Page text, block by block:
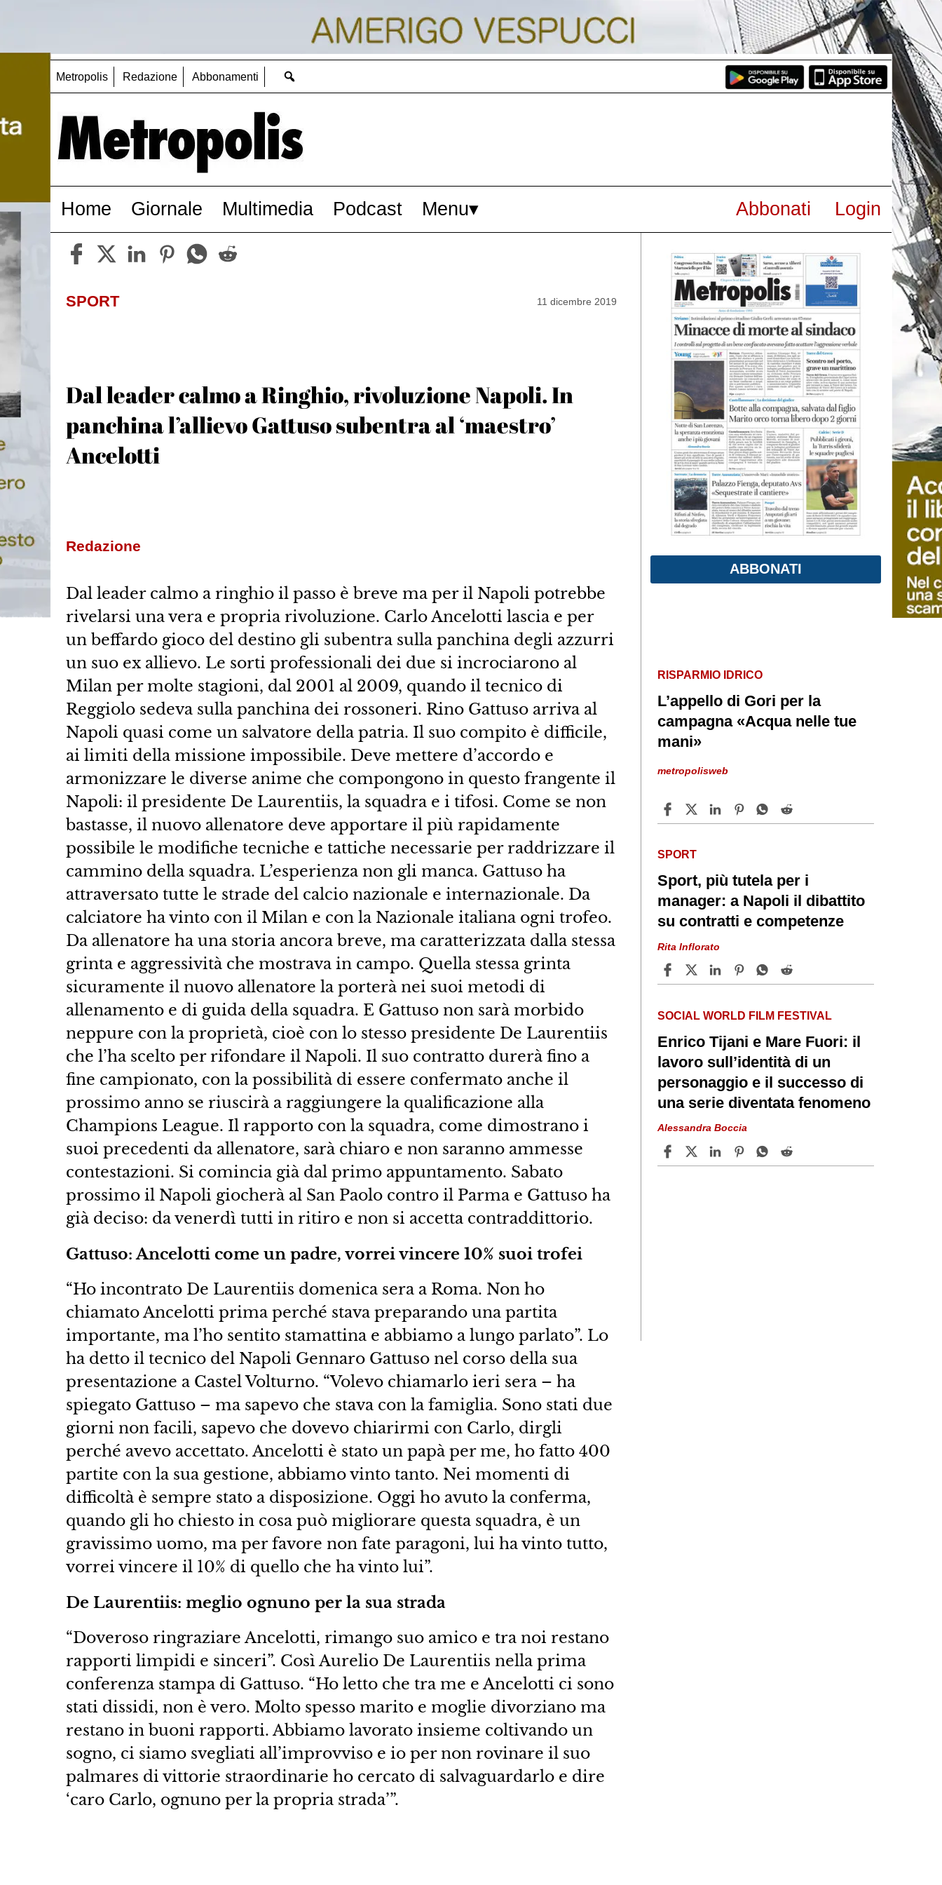
Metropolis Redazione Abbonamenti
Home Giornale Multimedia Podcast Menu Abbonati Login
SPORT 11 dicembre 2019
Dal leader calmo a Ringhio, rivoluzione Napoli. In
panchina l’allievo Gattuso subentra al ‘maestro’
Ancelotti
Redazione
Dal leader calmo a ringhio il passo è breve ma per il Napoli potrebbe
rivelarsi una vera e propria rivoluzione. Carlo Ancelotti lascia e per
un beffardo gioco del destino gli subentra sulla panchina degli azzurri
un suo ex allievo. Le sorti professionali dei due si incrociarono al
Milan per molte stagioni, dal 2001 al 2009, quando il tecnico di
Reggiolo sedeva sulla panchina dei rossoneri. Rino Gattuso arriva al
Napoli quasi come un salvatore della patria. Il suo compito è difficile,
ai limiti della missione impossibile. Deve mettere d’accordo e
armonizzare le diverse anime che compongono in questo frangente il
Napoli: il presidente De Laurentiis, la squadra e i tifosi. Come se non
bastasse, il nuovo allenatore deve apportare il più rapidamente
possibile le modifiche tecniche e tattiche necessarie per raddrizzare il
cammino della squadra. L’esperienza non gli manca. Gattuso ha
attraversato tutte le strade del calcio nazionale e internazionale. Da
calciatore ha vinto con il Milan e con la Nazionale italiana ogni trofeo.
Da allenatore ha una storia ancora breve, ma caratterizzata dalla stessa
grinta e aggressività che mostrava in campo. Quella stessa grinta
sicuramente il nuovo allenatore la porterà nei suoi metodi di
allenamento e di guida della squadra. E Gattuso non sarà morbido
neppure con la proprietà, cioè con lo stesso presidente De Laurentiis
che l’ha scelto per rifondare il Napoli. Il suo contratto durerà fino a
fine campionato, con la possibilità di essere confermato anche il
prossimo anno se riuscirà a raggiungere la qualificazione alla
Champions League. Il rapporto con la squadra, come dimostrano i
suoi precedenti da allenatore, sarà chiaro e non saranno ammesse
contestazioni. Si comincia già dal primo appuntamento. Sabato
prossimo il Napoli giocherà al San Paolo contro il Parma e Gattuso ha
già deciso: da venerdì tutti in ritiro e non si accetta contraddittorio.
Gattuso: Ancelotti come un padre, vorrei vincere 10% suoi trofei
“Ho incontrato De Laurentiis domenica sera a Roma. Non ho
chiamato Ancelotti prima perché stava preparando una partita
importante, ma l’ho sentito stamattina e abbiamo a lungo parlato”. Lo
ha detto il tecnico del Napoli Gennaro Gattuso nel corso della sua
presentazione a Castel Volturno. “Volevo chiamarlo ieri sera – ha
spiegato Gattuso – ma sapevo che stava con la famiglia. Sono stati due
giorni non facili, sapevo che dovevo chiarirmi con Carlo, dirgli
perché avevo accettato. Ancelotti è stato un papà per me, ho fatto 400
partite con la sua gestione, abbiamo vinto tanto. Nei momenti di
difficoltà è sempre stato a disposizione. Oggi ho avuto la conferma,
quando gli ho chiesto in cosa può migliorare questa squadra, è un
gravissimo uomo, ma per favore non fate paragoni, lui ha vinto tutto,
vorrei vincere il 10% di quello che ha vinto lui”.
De Laurentiis: meglio ognuno per la sua strada
“Doveroso ringraziare Ancelotti, rimango suo amico e tra noi restano
rapporti limpidi e sinceri”. Così Aurelio De Laurentiis nella prima
conferenza stampa di Gattuso. “Ho letto che tra me e Ancelotti ci sono
stati dissidi, non è vero. Molto spesso marito e moglie divorziano ma
restano in buoni rapporti. Abbiamo lavorato insieme coltivando un
sogno, ci siamo svegliati all’improvviso e io per non rovinare il suo
palmares di vittorie straordinarie ho cercato di salvaguardarlo e dire
‘caro Carlo, ognuno per la propria strada’”.
ABBONATI
RISPARMIO IDRICO
L’appello di Gori per la
campagna «Acqua nelle tue
mani»
metropolisweb
SPORT
Sport, più tutela per i
manager: a Napoli il dibattito
su contratti e competenze
Rita Inflorato
SOCIAL WORLD FILM FESTIVAL
Enrico Tijani e Mare Fuori: il
lavoro sull’identità di un
personaggio e il successo di
una serie diventata fenomeno
Alessandra Boccia